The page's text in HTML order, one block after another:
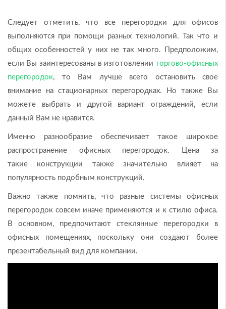
Следует отметить, что все перегородки для офисов
выполняются при помощи разных технологий. Так что и
общих особенностей у них не так много. Предположим,
если Вы заинтересованы в изготовлении торгово-офисных
перегородок, то Вам лучше всего остановить свое
внимание на стационарных перегородках. Но также Вы
можете выбрать и другой вариант ограждений, если
данный Вам не нравится.
Именно разнообразие обеспечивает такое широкое
распространение офисных перегородок. Цена за
такие конструкции также значительно влияет на
популярность подобным конструкций.
Важно также помнить, что разные системы офисных
перегородок совсем иначе применяются и к стилю офиса.
В основном, предпочитают стеклянные перегородки в
офисных помещениях, поскольку они создают более
презентабельный вид для компании.